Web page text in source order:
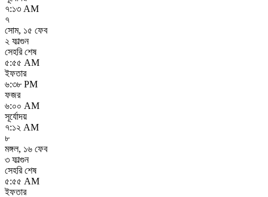
৭:১৩ AM
৭
সোম, ১৫ ফেব
২ ফাল্গুন
সেহরি শেষ
৫:৫৫ AM
ইফতার
৬:৩৮ PM
ফজর
৬:০০ AM
সূর্যোদয়
৭:১২ AM
৮
মঙ্গল, ১৬ ফেব
৩ ফাল্গুন
সেহরি শেষ
৫:৫৫ AM
ইফতার